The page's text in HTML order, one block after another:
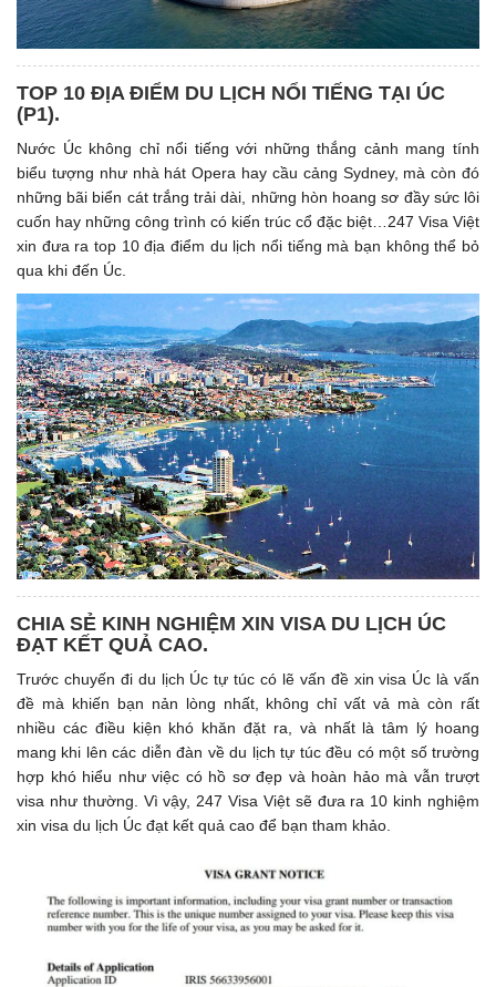
TOP 10 ĐỊA ĐIỂM DU LỊCH NỔI TIẾNG TẠI ÚC
(P1). ​
Nước Úc không chỉ nổi tiếng với những thắng cảnh mang tính
biểu tượng như nhà hát Opera hay cầu cảng Sydney, mà còn đó
những bãi biển cát trắng trải dài, những hòn hoang sơ đầy sức lôi
cuốn hay những công trình có kiến trúc cổ đặc biệt…247 Visa Việt
xin đưa ra top 10 địa điểm du lịch nổi tiếng mà bạn không thể bỏ
qua khi đến Úc.
CHIA SẺ KINH NGHIỆM XIN VISA DU LỊCH ÚC
ĐẠT KẾT QUẢ CAO.
Trước chuyến đi du lịch Úc tự túc có lẽ vấn đề xin visa Úc là vấn
đề mà khiến bạn nản lòng nhất, không chỉ vất vả mà còn rất
nhiều các điều kiện khó khăn đặt ra, và nhất là tâm lý hoang
mang khi lên các diễn đàn về du lịch tự túc đều có một số trường
hợp khó hiểu như việc có hồ sơ đẹp và hoàn hảo mà vẫn trượt
visa như thường. Vì vậy, 247 Visa Việt sẽ đưa ra 10 kinh nghiệm
xin visa du lịch Úc đạt kết quả cao để bạn tham khảo.